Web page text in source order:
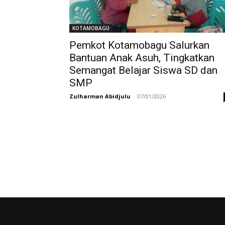
KOTAMOBAGU
Pemkot Kotamobagu Salurkan
Bantuan Anak Asuh, Tingkatkan
Semangat Belajar Siswa SD dan
SMP
Zulharman Abidjulu - 07/01/2026